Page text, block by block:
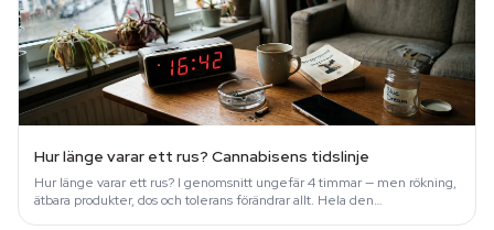
Hur länge varar ett rus? Cannabisens tidslinje
Hur länge varar ett rus? I genomsnitt ungefär 4 timmar — men rökning,
ätbara produkter, dos och tolerans förändrar allt. Hela den